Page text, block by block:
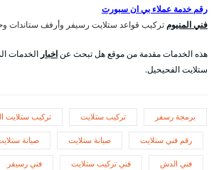
رقم خدمة عملاء بي ان سبورت
فني المنيومتركيب قواعد ستلايت رسيفر وأرفف ستاندات
هذه الخدمات مقدمة من موقع هل تبحث عناخبار الخدمات
ستلايت الفحيحيل.
برمجة رسفر تركيب ستلايت تركيب ستلايت
رقم فني ستلايت صيانة ستلايت صيانة
فني الدش فني تركيب ستلايت فني رسيفر